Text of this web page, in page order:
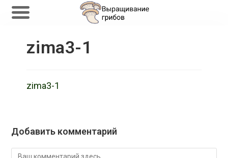
zima3-1
zima3-1
Добавить комментарий
Комментарий